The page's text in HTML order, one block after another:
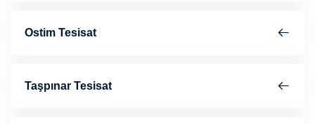
Ostim Tesisat
Taşpınar Tesisat